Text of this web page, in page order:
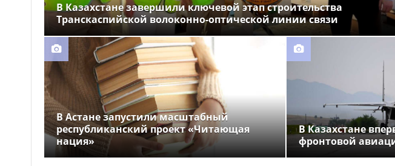
В Казахстане завершили ключевой этап строительства
Транскаспийской волоконно-оптической линии связи
В Астане запустили масштабный
республиканский проект «Читающая
нация»
В Казахстане
фронтовой